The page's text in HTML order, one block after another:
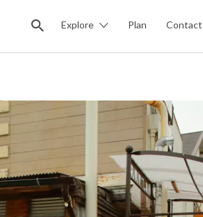
Explore Plan Contact